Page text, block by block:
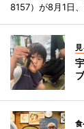
8157）が8月1日
食